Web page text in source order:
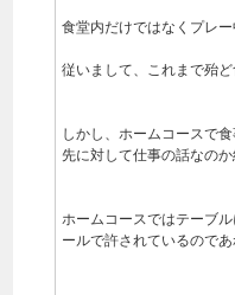
食堂内だけではなくプレ
従いまして、これまで殆
しかし、ホームコースで
先に対して仕事の話なの
ホームコースではテーブ
ールで許されているのであ